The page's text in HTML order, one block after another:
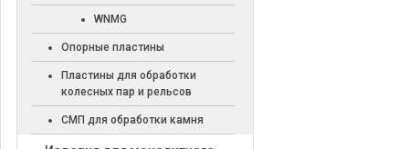
WNMG
Опорные пластины
Пластины для обработки
колесных пар и рельсов
СМП для обработки камня